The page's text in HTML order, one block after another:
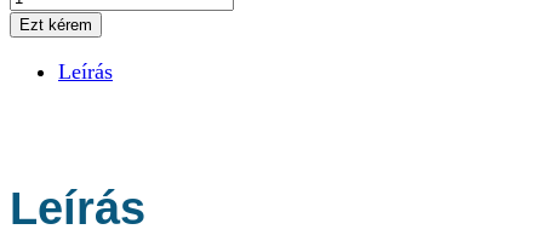
Product
mennyiség
Ezt kérem
Leírás
Leírás